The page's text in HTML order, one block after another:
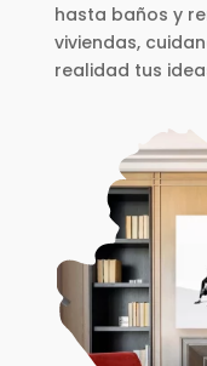
hasta baños y
viviendas,
realidad tus